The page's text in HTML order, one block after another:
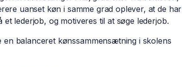
uanset køn i samme grad oplever, at de har
lederjob, og motiveres til at søge lederjob.
balanceret kønssammensætning i skolens